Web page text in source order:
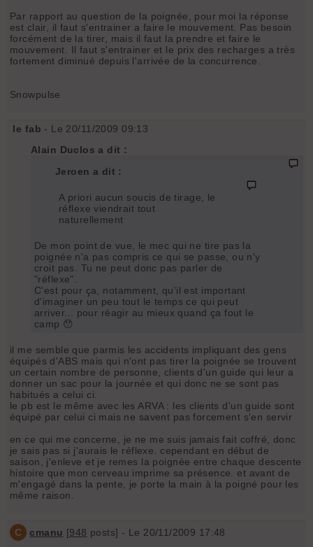
Par rapport au question de la poignée, pour moi la réponse
est clair, il faut s'entrainer a faire le mouvement. Pas besoin
forcément de la tirer, mais il faut la prendre et faire le
mouvement. Il faut s'entrainer et le prix des recharges a très
fortement diminué depuis l'arrivée de la concurrence.
Snowpulse
le fab - Le 20/11/2009 09:13
Alain Duclos a dit :
Jeroen a dit :
A priori aucun soucis de tirage, le
réflexe viendrait tout
naturellement
De mon point de vue, le mec qui ne tire pas la
poignée n'a pas compris ce qui se passe, ou n'y
croit pas. Tu ne peut donc pas parler de
"réflexe".
C'est pour ça, notamment, qu'il est important
d'imaginer un peu tout le temps ce qui peut
arriver... pour réagir au mieux quand ça fout le
camp 😯
il me semble que parmis les accidents impliquant des gens
équipés d'ABS mais qui n'ont pas tirer la poignée se trouvent
un certain nombre de personne, clients d'un guide qui leur a
donner un sac pour la journée et qui donc ne se sont pas
habitués a celui ci.
le pb est le même avec les ARVA : les clients d'un guide sont
équipé par celui ci mais ne savent pas forcement s'en servir
en ce qui me concerne, je ne me suis jamais fait coffré, donc
je sais pas si j'aurais le réflexe. cependant en début de
saison, j'enleve et je remes la poignée entre chaque descente
histoire que mon cerveau imprime sa présence. et avant de
m'engagé dans la pente, je porte la main à la poigné pour les
même raison.
C cmanu [948 posts] - Le 20/11/2009 17:48